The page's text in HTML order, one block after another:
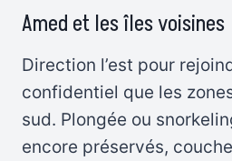
Amed et les îles voisines
Direction l’est pour
confidentiel que les
sud. Plongée ou
encore préservés,